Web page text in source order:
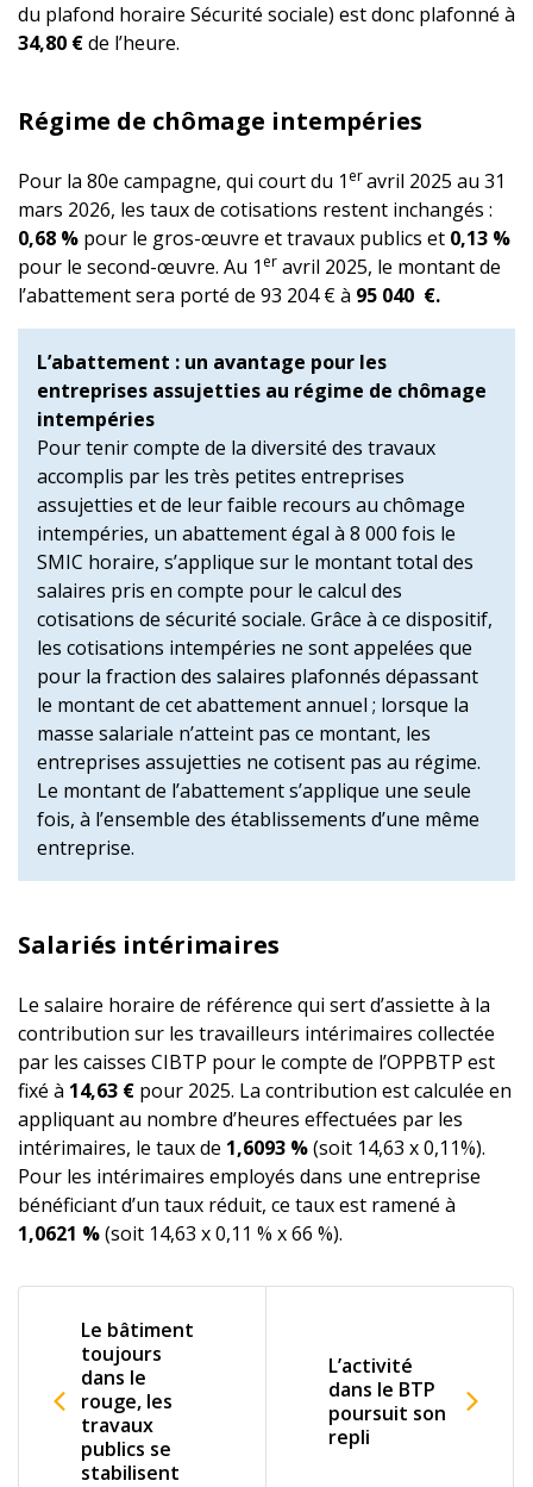
du plafond horaire Sécurité sociale) est donc plafonné à
34,80 €de l’heure.
Régime de chômage intempéries
Pour la 80e campagne, qui court du 1 eravril 2025 au 31
mars 2026, les taux de cotisations restent inchangés :
0,68 % pour le gros-œuvre et travaux publics et 0,13 %
pour le second-œuvre. Au 1 er avril 2025, le montant de
l’abattement sera porté de 93 204 € à 95 040 €.
L’abattement : un avantage pour les
entreprises assujetties au régime de chômage
intempéries
Pour tenir compte de la diversité des travaux
accomplis par les très petites entreprises
assujetties et de leur faible recours au chômage
intempéries, un abattement égal à 8 000 fois le
SMIC horaire, s’applique sur le montant total des
salaires pris en compte pour le calcul des
cotisations de sécurité sociale. Grâce à ce dispositif,
les cotisations intempéries ne sont appelées que
pour la fraction des salaires plafonnés dépassant
le montant de cet abattement annuel ; lorsque la
masse salariale n’atteint pas ce montant, les
entreprises assujetties ne cotisent pas au régime.
Le montant de l’abattement s’applique une seule
fois, à l’ensemble des établissements d’une même
entreprise.
Salariés intérimaires
Le salaire horaire de référence qui sert d’assiette à la
contribution sur les travailleurs intérimaires collectée
par les caisses CIBTP pour le compte de l’OPPBTP est
fixé à 14,63 € pour 2025. La contribution est calculée en
appliquant au nombre d’heures effectuées par les
intérimaires, le taux de 1,6093 %(soit 14,63 x 0,11%).
Pour les intérimaires employés dans une entreprise
bénéficiant d’un taux réduit, ce taux est ramené à
1,0621 %(soit 14,63 x 0,11 % x 66 %).
Le bâtiment
toujours
dans le
rouge, les
travaux
publics se
stabilisent
L’activité
dans le BTP
poursuit son
repli